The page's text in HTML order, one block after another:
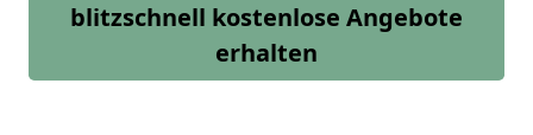
blitzschnell kostenlose Angebote
erhalten